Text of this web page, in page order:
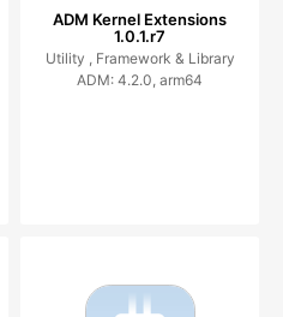
ADM Kernel Extensions
1.0.1.r7
Utility , Framework & Library
ADM: 4.2.0, arm64